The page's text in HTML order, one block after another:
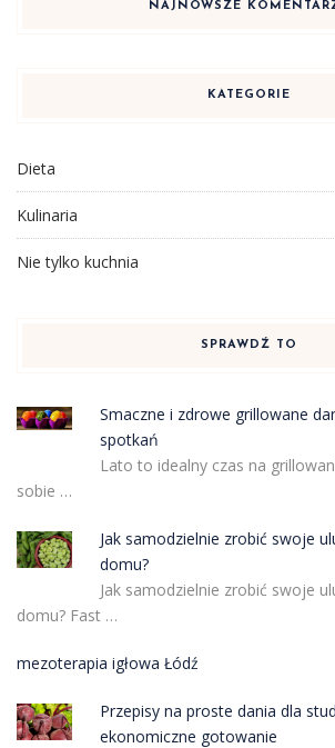
NAJNOWSZE
KATEGORIE
Dieta
Kulinaria
Nie tylko kuchnia
SPRAWDŹ TO
Smaczne i zdrowe grillowane
spotkań
Lato to idealny czas na
sobie …
Jak samodzielnie zrobić swoje
domu?
Jak samodzielnie zrobić swoje
domu? Fast …
mezoterapia igłowa Łódź
Przepisy na proste dania dla
ekonomiczne gotowanie